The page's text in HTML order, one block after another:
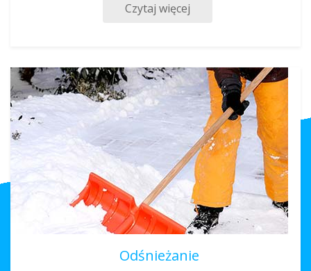
Czytaj więcej
Odśnieżanie